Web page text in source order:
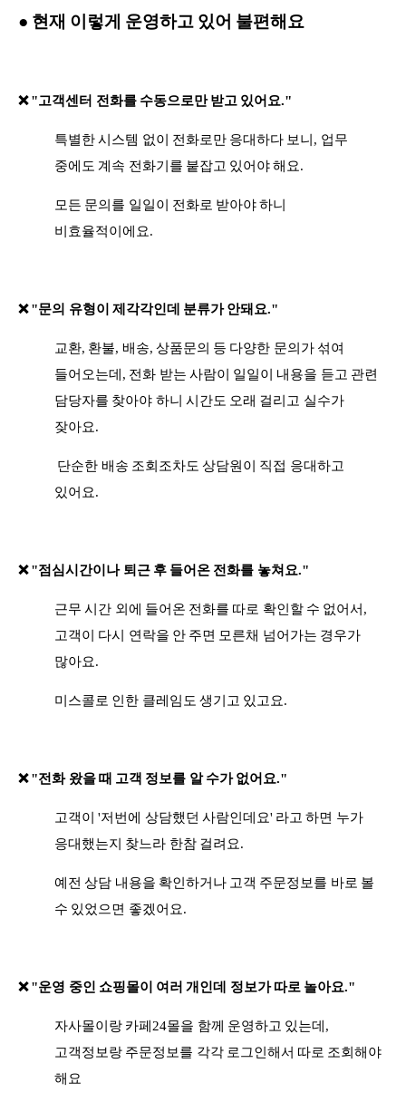
● 현재 이렇게 운영하고 있어 불편해요
❌"고객센터 전화를 수동으로만 받고 있어요."
특별한 시스템 없이 전화로만 응대하다 보니, 업무
중에도 계속 전화기를 붙잡고 있어야 해요.
모든 문의를 일일이 전화로 받아야 하니
비효율적이에요.
❌"문의 유형이 제각각인데 분류가 안돼요."
교환, 환불, 배송, 상품문의 등 다양한 문의가 섞여
들어오는데, 전화 받는 사람이 일일이 내용을 듣고 관련
담당자를 찾아야 하니 시간도 오래 걸리고 실수가
잦아요.
단순한 배송 조회조차도 상담원이 직접 응대하고
있어요.
❌"점심시간이나 퇴근 후 들어온 전화를 놓쳐요."
근무 시간 외에 들어온 전화를 따로 확인할 수 없어서,
고객이 다시 연락을 안 주면 모른채 넘어가는 경우가
많아요.
미스콜로 인한 클레임도 생기고 있고요.
❌"전화 왔을 때 고객 정보를 알 수가 없어요."
고객이 '저번에 상담했던 사람인데요' 라고 하면 누가
응대했는지 찾느라 한참 걸려요.
예전 상담 내용을 확인하거나 고객 주문정보를 바로 볼
수 있었으면 좋겠어요.
❌"운영 중인 쇼핑몰이 여러 개인데 정보가 따로 놀아요."
자사몰이랑 카페24몰을 함께 운영하고 있는데,
고객정보랑 주문정보를 각각 로그인해서 따로 조회해야
해요